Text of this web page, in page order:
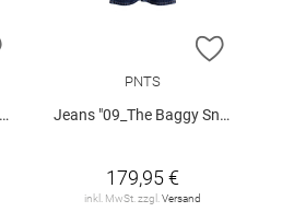
ZUR WUNSCHLISTE HINZUFÜGEN
ZUR
PNTS
Jeans "09_The Baggy Snos"
179,95 €
inkl. MwSt. zzgl. Versand